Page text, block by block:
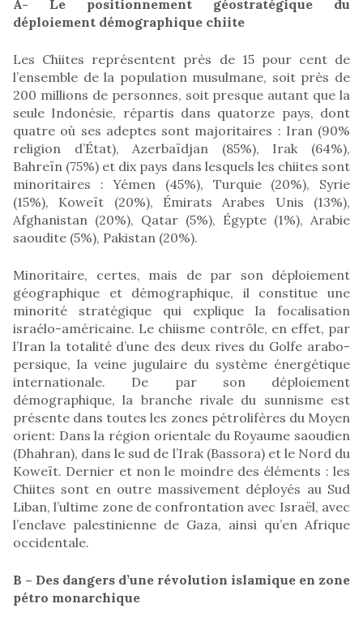
A- Le positionnement géostratégique du
déploiement démographique chiite
Les Chiites représentent près de 15 pour cent de
l’ensemble de la population musulmane, soit près de
200 millions de personnes, soit presque autant que la
seule Indonésie, répartis dans quatorze pays, dont
quatre où ses adeptes sont majoritaires : Iran (90%
religion d’État), Azerbaïdjan (85%), Irak (64%),
Bahreïn (75%) et dix pays dans lesquels les chiites sont
minoritaires : Yémen (45%), Turquie (20%), Syrie
(15%), Koweït (20%), Émirats Arabes Unis (13%),
Afghanistan (20%), Qatar (5%), Égypte (1%), Arabie
saoudite (5%), Pakistan (20%).
Minoritaire, certes, mais de par son déploiement
géographique et démographique, il constitue une
minorité stratégique qui explique la focalisation
israélo-américaine. Le chiisme contrôle, en effet, par
l’Iran la totalité d’une des deux rives du Golfe arabo-
persique, la veine jugulaire du système énergétique
internationale. De par son déploiement
démographique, la branche rivale du sunnisme est
présente dans toutes les zones pétrolifères du Moyen
orient: Dans la région orientale du Royaume saoudien
(Dhahran), dans le sud de l’Irak (Bassora) et le Nord du
Koweït. Dernier et non le moindre des éléments : les
Chiites sont en outre massivement déployés au Sud
Liban, l’ultime zone de confrontation avec Israël, avec
l’enclave palestinienne de Gaza, ainsi qu’en Afrique
occidentale.
B – Des dangers d’une révolution islamique en zone
pétro monarchique